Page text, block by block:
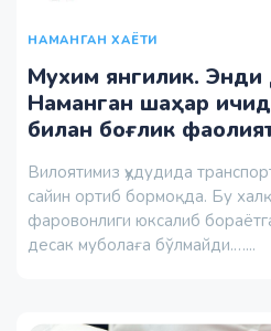
НАМАНГАН ХАЁТИ
Мухим янгилик.
Наманган шаҳар
билан боғлик
Вилоятимиз ҳудудида
сайин ортиб бормоқда. Бу
фаровонлиги юксалиб
десак муболаға бўлмайди.…...